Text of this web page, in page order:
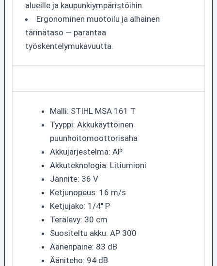
alueille ja kaupunkiympäristöihin.
Ergonominen muotoilu ja alhainen
tärinätaso — parantaa
työskentelymukavuutta.
Malli: STIHL MSA 161 T
Tyyppi: Akkukäyttöinen
puunhoitomoottorisaha
Akkujärjestelmä: AP
Akkuteknologia: Litiumioni
Jännite: 36 V
Ketjunopeus: 16 m/s
Ketjujako: 1/4" P
Terälevy: 30 cm
Suositeltu akku: AP 300
Äänenpaine: 83 dB
Ääniteho: 94 dB